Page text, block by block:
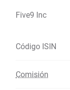
Five9 Inc
Código ISIN
Comisión